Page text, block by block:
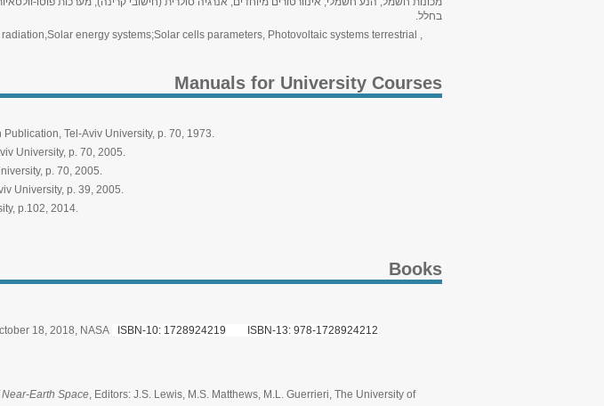
בחלל.
energy systems;Solar cells parameters, Photovoltaic systems terrestrial ,
Manuals for University Courses
Tel-Aviv University, p. 70, 1973.
University, p. 70, 2005.
p. 70, 2005.
University, p. 39, 2005.
p.102, 2014.
Books
18, 2018, NASA
ISBN-10: 1728924219 ISBN-13: 978-1728924212
Earth Space, Editors: J.S. Lewis, M.S. Matthews, M.L. Guerrieri, The University of